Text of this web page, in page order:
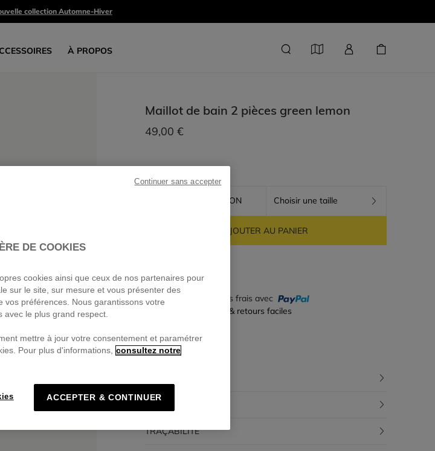
collection Automne-Hiver
À PROPOS
Maillot de bain 2 pièces green lemon
49,00 €
GREEN LEMON Choisir une taille
AJOUTER AU PANIER
Payez en 4 fois sans frais avec
🔒Paiement sécurisé & retours faciles
TRAÇABILITÉ
DE COOKIES
cookies ainsi que ceux de nos partenaires pour
sur le site, sur mesure et vous présenter des
vos préférences. Nous garantissons votre
avec le plus grand respect.
mettre à jour votre consentement et paramétrer
Pour plus d'informations,
consultez notre
ACCEPTER & CONTINUER
Continuer sans accepter